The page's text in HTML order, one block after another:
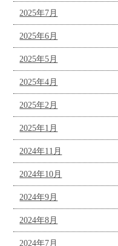
2025年7月
2025年6月
2025年5月
2025年4月
2025年2月
2025年1月
2024年11月
2024年10月
2024年9月
2024年8月
2024年7月